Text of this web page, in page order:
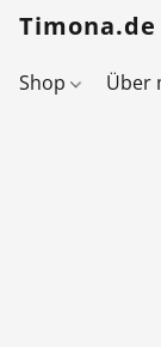
Timona.de
Shop Über